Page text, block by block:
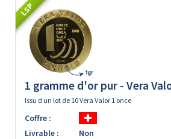
LSP
1 gramme d'or pur - Vera
Issu d un lot de 10 Vera Valor 1 once
Coffre :
Livrable :
Non